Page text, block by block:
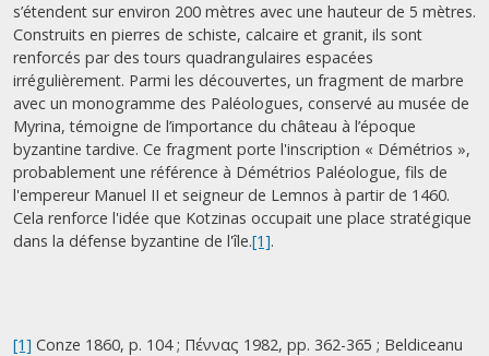
s’étendent sur environ 200 mètres avec une hauteur de 5 mètres.
Construits en pierres de schiste, calcaire et granit, ils sont
renforcés par des tours quadrangulaires espacées
irrégulièrement. Parmi les découvertes, un fragment de marbre
avec un monogramme des Paléologues, conservé au musée de
Myrina, témoigne de l’importance du château à l’époque
byzantine tardive. Ce fragment porte l'inscription « Démétrios »,
probablement une référence à Démétrios Paléologue, fils de
l'empereur Manuel II et seigneur de Lemnos à partir de 1460.
Cela renforce l'idée que Kotzinas occupait une place stratégique
dans la défense byzantine de l'île.[1].
[1] Conze 1860, p. 104 ; Πέννας 1982, pp. 362-365 ; Beldiceanu